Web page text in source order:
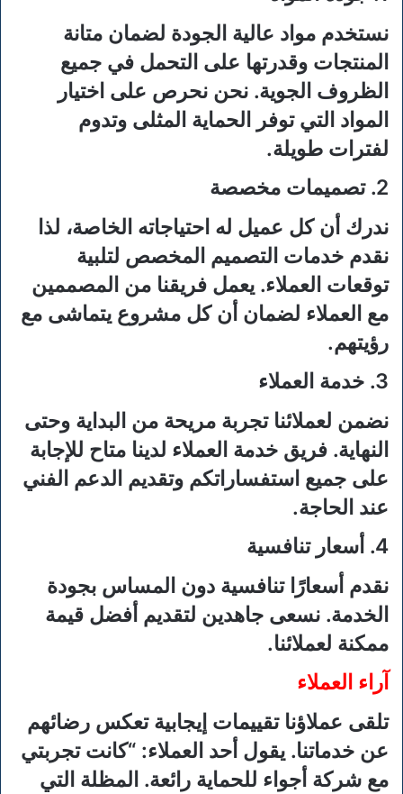
نستخدم مواد عالية الجودة لضمان متانة
المنتجات وقدرتها على التحمل في جميع
الظروف الجوية. نحن نحرص على اختيار
المواد التي توفر الحماية المثلى وتدوم
لفترات طويلة.
2. تصميمات مخصصة
ندرك أن كل عميل له احتياجاته الخاصة، لذا
نقدم خدمات التصميم المخصص لتلبية
توقعات العملاء. يعمل فريقنا من المصممين
مع العملاء لضمان أن كل مشروع يتماشى مع
رؤيتهم.
3. خدمة العملاء
نضمن لعملائنا تجربة مريحة من البداية وحتى
النهاية. فريق خدمة العملاء لدينا متاح للإجابة
على جميع استفساراتكم وتقديم الدعم الفني
عند الحاجة.
4. أسعار تنافسية
نقدم أسعارًا تنافسية دون المساس بجودة
الخدمة. نسعى جاهدين لتقديم أفضل قيمة
ممكنة لعملائنا.
آراء العملاء
تلقى عملاؤنا تقييمات إيجابية تعكس رضائهم
عن خدماتنا. يقول أحد العملاء: “كانت تجربتي
مع شركة أجواء للحماية رائعة. المظلة التي